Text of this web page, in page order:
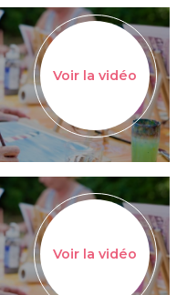
Voir la vidéo
Voir la vidéo